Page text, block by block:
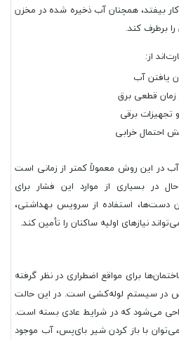
کار بیفتد، همچنان آب ذخیره شده در مخزن
را برطرف کند.
از:
یافتن آب
قطعی برق
برقی
احتمال خرابی
در این روش معمولاً کمتر از زمانی است
در بسیاری از موارد این فشار برای
دست‌ها، استفاده از سرویس بهداشتی،
نیازهای اولیه ساکنان را تأمین کند.
برای مواقع اضطراری در نظر گرفته
در سیستم لوله‌کشی است. در این حالت
می‌شود که در شرایط عادی بسته است.
با باز کردن شیر بای‌پس، آب موجود